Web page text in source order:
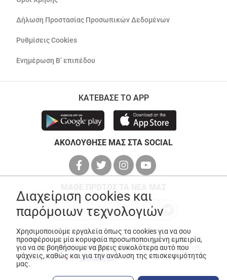
Δήλωση Προστασίας Προσωπικών Δεδομένων
Ρυθμίσεις Cookies
Ενημέρωση Β’ επιπέδου
ΚΑΤΕΒΑΣΕ ΤΟ APP
ΑΚΟΛΟΥΘΗΣΕ ΜΑΣ ΣΤΑ SOCIAL
© Copyright 2026ANEDIK Kritikos. All Rights Reserved
Made with
byDesquared
Διαχείριση cookies και
παρόμοιων τεχνολογιών
Χρησιμοποιούμε εργαλεία όπως τα cookies για να σου
προσφέρουμε μία κορυφαία προσωποποιημένη εμπειρία,
για να σε βοηθήσουμε να βρεις ευκολότερα αυτό που
ψάχνεις, καθώς και για την ανάλυση της επισκεψιμότητάς
μας.